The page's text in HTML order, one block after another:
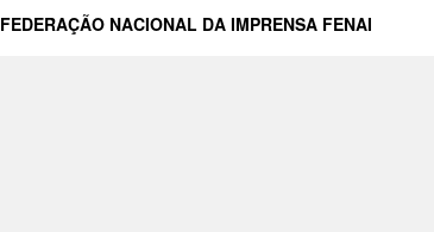
FEDERAÇÃO NACIONAL DA IMPRENSA FENAI